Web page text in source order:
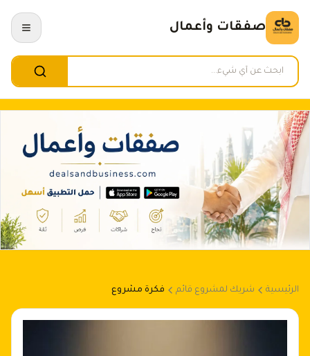
صفقات وأعمال
الرئيسية شريك لمشروع قائم فكرة مشروع